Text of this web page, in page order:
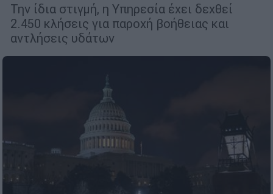
Την ίδια στιγμή, η Υπηρεσία έχει δεχθεί
2.450 κλήσεις για παροχή βοήθειας και
αντλήσεις υδάτων